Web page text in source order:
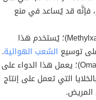
فإنَّه قد يُساعد في منع
(بالإنجليزية: Methylxanthines)؛ يُستخدم هذا
توسيع الشعب الهوائية.
(بالإنجليزية: Omalizumab)؛ يعمل هذا الدواء على
التي تعمل على إنتاج
المريض.